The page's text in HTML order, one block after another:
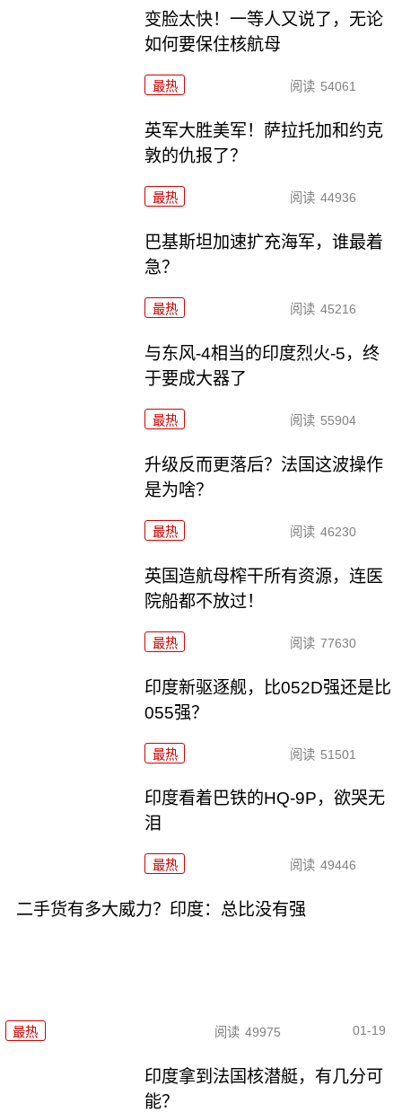
变脸太快！一等人又说了，无论
如何要保住核航母
最热 阅读 54061
英军大胜美军！萨拉托加和约克
敦的仇报了？
最热 阅读 44936
巴基斯坦加速扩充海军，谁最着
急？
最热 阅读 45216
与东风-4相当的印度烈火-5，终
于要成大器了
最热 阅读 55904
升级反而更落后？法国这波操作
是为啥？
最热 阅读 46230
英国造航母榨干所有资源，连医
院船都不放过！
最热 阅读 77630
印度新驱逐舰，比052D强还是比
055强？
最热 阅读 51501
印度看着巴铁的HQ-9P，欲哭无
泪
最热 阅读 49446
二手货有多大威力？印度：总比没有强
最热 阅读 49975 01-19
印度拿到法国核潜艇，有几分可
能？